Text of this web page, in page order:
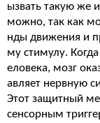
ызвать такую же
можно, так как
нды движения и
му стимулу.
еловека, мозг
авляет нервную
Этот защитный
сенсорным